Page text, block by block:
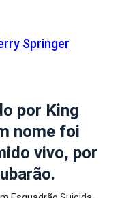
Springer
por King
nome foi
vivo, por